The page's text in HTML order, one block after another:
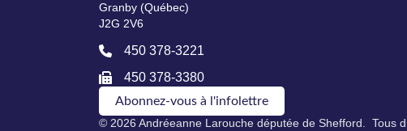
Granby (Québec)
J2G 2V6
450 378-3221
450 378-3380
Abonnez-vous à l'infolettre
© 2026 Andréeanne Larouche députée de Shefford. Tous